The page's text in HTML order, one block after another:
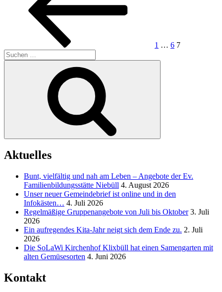
Beiträge
1 … 6 7
Suchen
nach:
Aktuelles
Bunt, vielfältig und nah am Leben – Angebote der Ev.
Familienbildungsstätte Niebüll 4. August 2026
Unser neuer Gemeindebrief ist online und in den
Infokästen… 4. Juli 2026
Regelmäßige Gruppenangebote von Juli bis Oktober 3. Juli
2026
Ein aufregendes Kita-Jahr neigt sich dem Ende zu. 2. Juli
2026
Die SoLaWi Kirchenhof Klixbüll hat einen Samengarten mit
alten Gemüsesorten 4. Juni 2026
Kontakt